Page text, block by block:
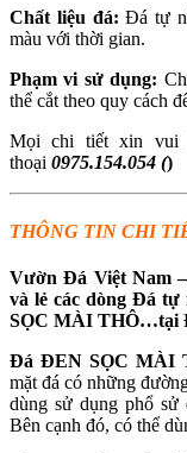
Chất liệu đá: Đá tự
màu với thời gian.
Phạm vi sử dụng:
thể cắt theo quy cách
Mọi chi tiết xin vui
thoại 0975.154.054 ()
THÔNG TIN CHI
Vườn Đá Việt Nam
và lẻ các dòng Đá
SỌC MÀI THÔ…tại
Đá ĐEN SỌC MÀI
mặt đá có những
dùng sử dụng phổ sử
Bên cạnh đó, có thể